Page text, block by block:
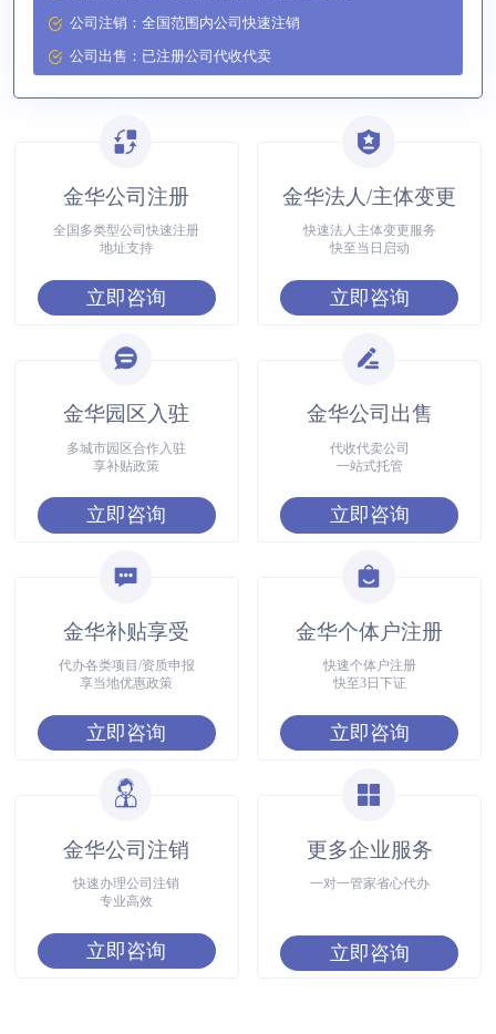
公司注销：全国范围内公司快速注销
公司出售：已注册公司代收代卖
金华公司注册
全国多类型公司快速注册
地址支持
立即咨询
金华法人/主体变更
快速法人主体变更服务
快至当日启动
立即咨询
金华园区入驻
多城市园区合作入驻
享补贴政策
立即咨询
金华公司出售
代收代卖公司
一站式托管
立即咨询
金华补贴享受
代办各类项目/资质申报
享当地优惠政策
立即咨询
金华个体户注册
快速个体户注册
快至3日下证
立即咨询
金华公司注销
快速办理公司注销
专业高效
立即咨询
更多企业服务
一对一管家省心代办
立即咨询